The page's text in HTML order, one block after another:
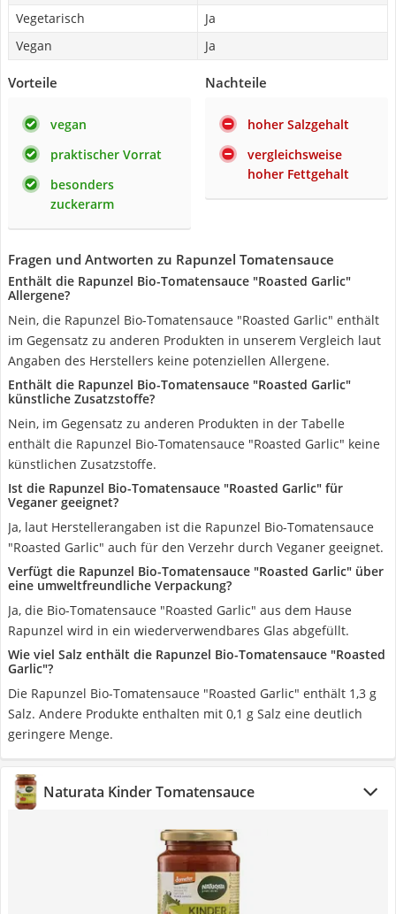
Vegetarisch
Ja
Vegan
Ja
Vorteile
vegan
praktischer Vorrat
besonders
zuckerarm
Nachteile
hoher Salzgehalt
vergleichsweise
hoher Fettgehalt
Fragen und Antworten zu Rapunzel Tomatensauce
Enthält die Rapunzel Bio-Tomatensauce "Roasted Garlic"
Allergene?
Nein, die Rapunzel Bio-Tomatensauce "Roasted Garlic" enthält
im Gegensatz zu anderen Produkten in unserem Vergleich laut
Angaben des Herstellers keine potenziellen Allergene.
Enthält die Rapunzel Bio-Tomatensauce "Roasted Garlic"
künstliche Zusatzstoffe?
Nein, im Gegensatz zu anderen Produkten in der Tabelle
enthält die Rapunzel Bio-Tomatensauce "Roasted Garlic" keine
künstlichen Zusatzstoffe.
Ist die Rapunzel Bio-Tomatensauce "Roasted Garlic" für
Veganer geeignet?
Ja, laut Herstellerangaben ist die Rapunzel Bio-Tomatensauce
"Roasted Garlic" auch für den Verzehr durch Veganer geeignet.
Verfügt die Rapunzel Bio-Tomatensauce "Roasted Garlic" über
eine umweltfreundliche Verpackung?
Ja, die Bio-Tomatensauce "Roasted Garlic" aus dem Hause
Rapunzel wird in ein wiederverwendbares Glas abgefüllt.
Wie viel Salz enthält die Rapunzel Bio-Tomatensauce "Roasted
Garlic"?
Die Rapunzel Bio-Tomatensauce "Roasted Garlic" enthält 1,3 g
Salz. Andere Produkte enthalten mit 0,1 g Salz eine deutlich
geringere Menge.
Naturata Kinder Tomatensauce